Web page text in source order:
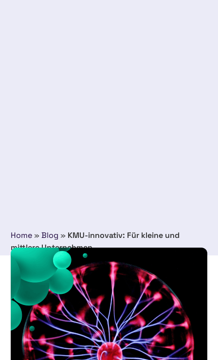
Home »Blog » KMU-innovativ: Für kleine und
mittlere Unternehmen